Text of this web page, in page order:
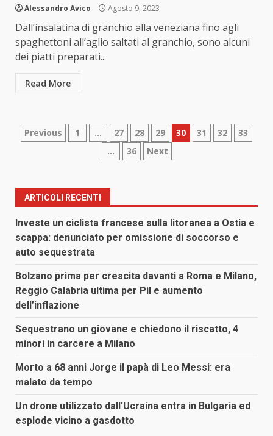
Alessandro Avico Agosto 9, 2023
Dall’insalatina di granchio alla veneziana fino agli
spaghettoni all’aglio saltati al granchio, sono alcuni
dei piatti preparati...
Read More
Paginazione
articoli
Previous 1 … 27 28 29 30 31 32
33
…
36 Next
ARTICOLI RECENTI
Investe un ciclista francese sulla litoranea a Ostia e
scappa: denunciato per omissione di soccorso e
auto sequestrata
Bolzano prima per crescita davanti a Roma e Milano,
Reggio Calabria ultima per Pil e aumento
dell’inflazione
Sequestrano un giovane e chiedono il riscatto, 4
minori in carcere a Milano
Morto a 68 anni Jorge il papà di Leo Messi: era
malato da tempo
Un drone utilizzato dall’Ucraina entra in Bulgaria ed
esplode vicino a gasdotto